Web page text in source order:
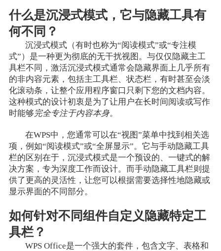
什么是沉浸式模式，它与隐藏工具有
何不同？
沉浸式模式（有时也称为“阅读模式”或“专注模
式”）是一种更为彻底的无干扰视图。与仅仅隐藏主工
具栏不同，激活沉浸式模式通常会隐藏界面上几乎所有
的非内容元素，包括主工具栏、状态栏，有时甚至会淡
化滚动条，让整个应用程序窗口只剩下您的文档内容。
这种模式的设计初衷是为了让用户在长时间阅读或写作
时能够完全专注于内容本身。
在WPS中，您通常可以在“视图”菜单中找到相关选
项，例如“阅读模式”或“全屏显示”。它与手动隐藏工具
栏的区别在于，沉浸式模式是一个预设的、一键式的解
决方案，专为深度工作而设计。而手动隐藏工具栏则提
供了更高的灵活性，让您可以根据需要选择性地隐藏或
显示界面的不同部分。
如何针对不同组件自定义隐藏特定工
具栏？
WPS Office是一个强大的套件，包含文字、表格和